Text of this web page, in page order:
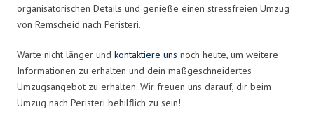
organisatorischen Details und genieße einen stressfreien Umzug
von Remscheid nach Peristeri.
Warte nicht länger und kontaktiere uns noch heute, um weitere
Informationen zu erhalten und dein maßgeschneidertes
Umzugsangebot zu erhalten. Wir freuen uns darauf, dir beim
Umzug nach Peristeri behilflich zu sein!